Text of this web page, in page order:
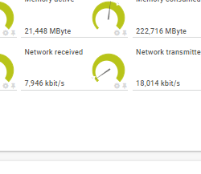
Disco físico Dell PowerEdge (SNMP)